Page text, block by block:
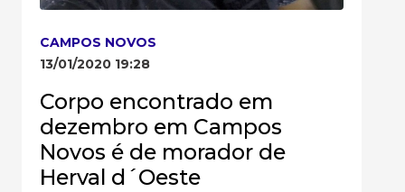
CAMPOS NOVOS
13/01/2020 19:28
Corpo encontrado em
dezembro em Campos
Novos é de morador de
Herval d´Oeste